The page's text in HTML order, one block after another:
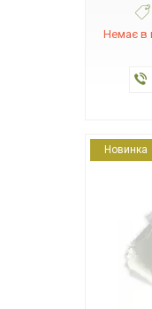
Немає в
Новинка